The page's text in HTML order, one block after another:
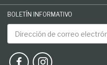
BOLETÍN INFORMATIVO
Dirección de correo electrónico
See our Facebook